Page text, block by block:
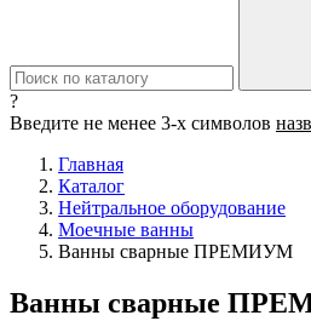
?
Введите не менее 3-х символов
Главная
Каталог
Нейтральное оборудование
Моечные ванны
Ванны сварные ПРЕМИУМ
Ванны сварные